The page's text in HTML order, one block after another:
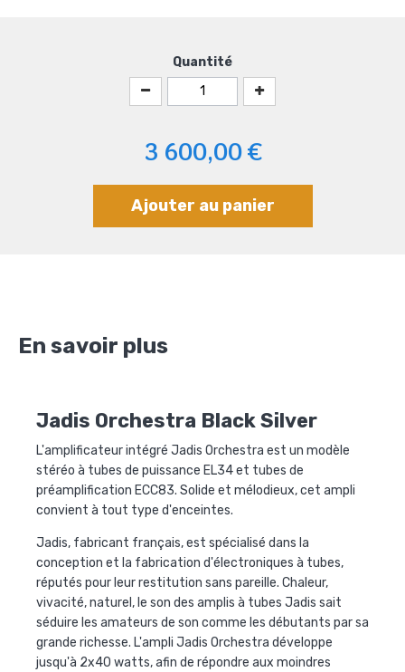
Quantité
3 600,00 €
Ajouter au panier
En savoir plus
Jadis Orchestra Black Silver
L'amplificateur intégré Jadis Orchestra est un modèle
stéréo à tubes de puissance EL34 et tubes de
préamplification ECC83. Solide et mélodieux, cet ampli
convient à tout type d'enceintes.
Jadis, fabricant français, est spécialisé dans la
conception et la fabrication d'électroniques à tubes,
réputés pour leur restitution sans pareille. Chaleur,
vivacité, naturel, le son des amplis à tubes Jadis sait
séduire les amateurs de son comme les débutants par sa
grande richesse. L'ampli Jadis Orchestra développe
jusqu'à 2x40 watts, afin de répondre aux moindres